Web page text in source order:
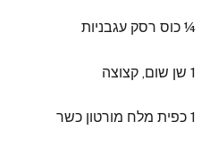
¼ כוס רסק עגבניות
1 שן שום, קצוצה
1 כפית מלח מורטון כשר